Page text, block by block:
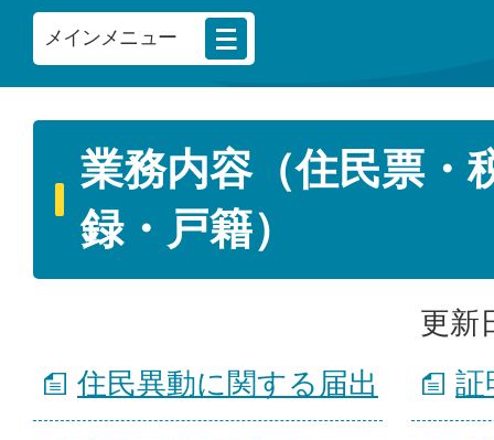
メインメニュー
業務内容（住民票・
録・戸籍）
更新
住民異動に関する届出
証